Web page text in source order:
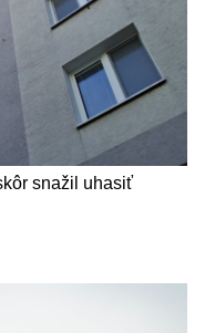
snažil uhasiť